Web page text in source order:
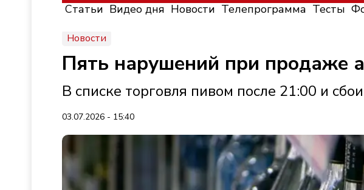
Статьи Видео дня Новости Телепрограмма Тесты
Новости
Пять нарушений при продаже
В списке торговля пивом после 21:00 и
03.07.2026 - 15:40